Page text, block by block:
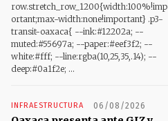
row.stretch_row_1200{width:100%!imp
ortant;max-width:none!important} .p3-
transit-oaxaca{ --ink:#12202a; --
muted:#55697a; --paper:#eef3f2; --
white:#fff; --line:rgba(10,25,35,.14); --
deep:#0a1f2e; ...
INFRAESTRUCTURA 06/08/2026